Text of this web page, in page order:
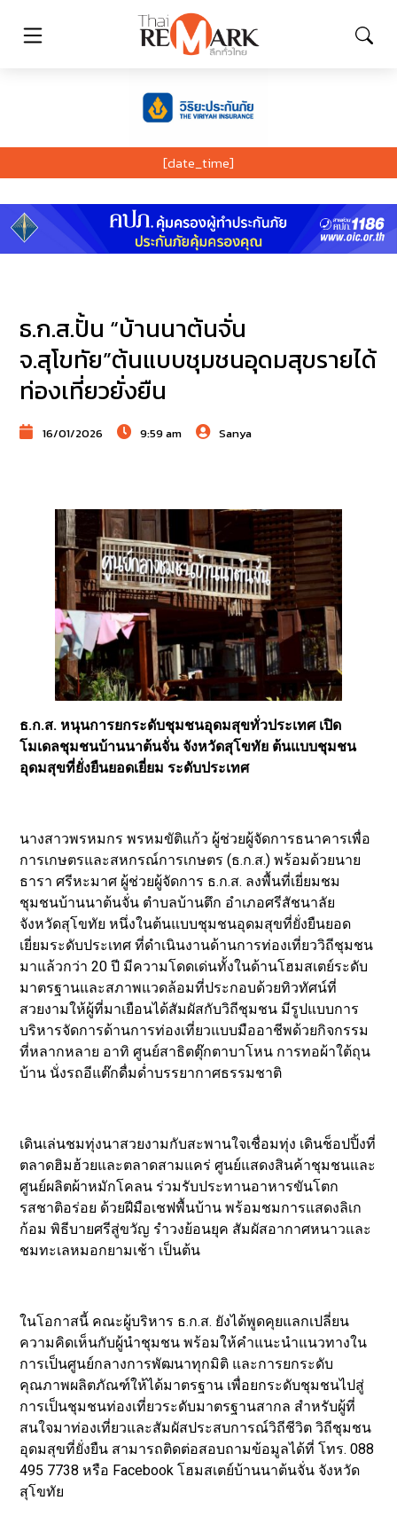
[date_time]
ธ.ก.ส.ปั้น “บ้านนาต้นจั่น
จ.สุโขทัย”ต้นแบบชุมชนอุดมสุขรายได้
ท่องเที่ยวยั่งยืน
16/01/2026 9:59 am Sanya
ธ.ก.ส. หนุนการยกระดับชุมชนอุดมสุขทั่วประเทศ เปิด
โมเดลชุมชนบ้านนาต้นจั่น จังหวัดสุโขทัย ต้นแบบชุมชน
อุดมสุขที่ยั่งยืนยอดเยี่ยม ระดับประเทศ
นางสาวพรหมกร พรหมขัติแก้ว ผู้ช่วยผู้จัดการธนาคารเพื่อ
การเกษตรและสหกรณ์การเกษตร (ธ.ก.ส.) พร้อมด้วยนาย
ธารา ศรีหะมาศ ผู้ช่วยผู้จัดการ ธ.ก.ส. ลงพื้นที่เยี่ยมชม
ชุมชนบ้านนาต้นจั่น ตำบลบ้านตึก อำเภอศรีสัชนาลัย
จังหวัดสุโขทัย หนึ่งในต้นแบบชุมชนอุดมสุขที่ยั่งยืนยอด
เยี่ยมระดับประเทศ ที่ดำเนินงานด้านการท่องเที่ยววิถีชุมชน
มาแล้วกว่า 20 ปี มีความโดดเด่นทั้งในด้านโฮมสเตย์ระดับ
มาตรฐานและสภาพแวดล้อมที่ประกอบด้วยทิวทัศน์ที่
สวยงามให้ผู้ที่มาเยือนได้สัมผัสกับวิถีชุมชน มีรูปแบบการ
บริหารจัดการด้านการท่องเที่ยวแบบมืออาชีพด้วยกิจกรรม
ที่หลากหลาย อาทิ ศูนย์สาธิตตุ๊กตาบาโหน การทอผ้าใต้ถุน
บ้าน นั่งรถอีแต๊กดื่มด่ำบรรยากาศธรรมชาติ
เดินเล่นชมทุ่งนาสวยงามกับสะพานใจเชื่อมทุ่ง เดินช็อปปิ้งที่
ตลาดฮิมฮ้วยและตลาดสามแคร่ ศูนย์แสดงสินค้าชุมชนและ
ศูนย์ผลิตผ้าหมักโคลน ร่วมรับประทานอาหารขันโตก
รสชาติอร่อย ด้วยฝีมือเชฟพื้นบ้าน พร้อมชมการแสดงลิเก
ก้อม พิธีบายศรีสู่ขวัญ รำวงย้อนยุค สัมผัสอากาศหนาวและ
ชมทะเลหมอกยามเช้า เป็นต้น
ในโอกาสนี้ คณะผู้บริหาร ธ.ก.ส. ยังได้พูดคุยแลกเปลี่ยน
ความคิดเห็นกับผู้นำชุมชน พร้อมให้คำแนะนำแนวทางใน
การเป็นศูนย์กลางการพัฒนาทุกมิติ และการยกระดับ
คุณภาพผลิตภัณฑ์ให้ได้มาตรฐาน เพื่อยกระดับชุมชนไปสู่
การเป็นชุมชนท่องเที่ยวระดับมาตรฐานสากล สำหรับผู้ที่
สนใจมาท่องเที่ยวและสัมผัสประสบการณ์วิถีชีวิต วิถีชุมชน
อุดมสุขที่ยั่งยืน สามารถติดต่อสอบถามข้อมูลได้ที่ โทร. 088
495 7738 หรือ Facebook โฮมสเตย์บ้านนาต้นจั่น จังหวัด
สุโขทัย